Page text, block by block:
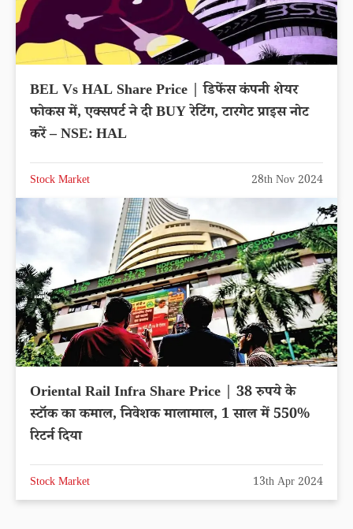
BEL Vs HAL Share Price | डिफेंस कंपनी शेयर
फोकस में, एक्सपर्ट ने दी BUY रेटिंग, टारगेट प्राइस नोट
करें – NSE: HAL
Stock Market 28th Nov 2024
Oriental Rail Infra Share Price | 38 रुपये के
स्टॉक का कमाल, निवेशक मालामाल, 1 साल में 550%
रिटर्न दिया
Stock Market 13th Apr 2024